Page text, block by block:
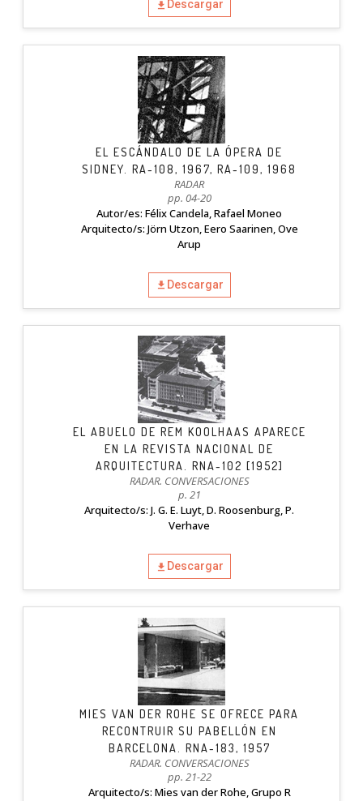
Descargar
EL ESCÁNDALO DE LA ÓPERA DE
SIDNEY. RA-108, 1967, RA-109, 1968
RADAR
pp. 04-20
Autor/es: Félix Candela, Rafael Moneo
Arquitecto/s: Jörn Utzon, Eero Saarinen, Ove
Arup
Descargar
EL ABUELO DE REM KOOLHAAS APARECE
EN LA REVISTA NACIONAL DE
ARQUITECTURA. RNA-102 [1952]
RADAR. CONVERSACIONES
p. 21
Arquitecto/s: J. G. E. Luyt, D. Roosenburg, P.
Verhave
Descargar
MIES VAN DER ROHE SE OFRECE PARA
RECONTRUIR SU PABELLÓN EN
BARCELONA. RNA-183, 1957
RADAR. CONVERSACIONES
pp. 21-22
Arquitecto/s: Mies van der Rohe, Grupo R